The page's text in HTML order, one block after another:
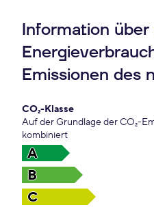
Information über
Emissionen des
CO₂-Klasse
Auf der Grundlage der CO₂-
kombiniert
A
B
C